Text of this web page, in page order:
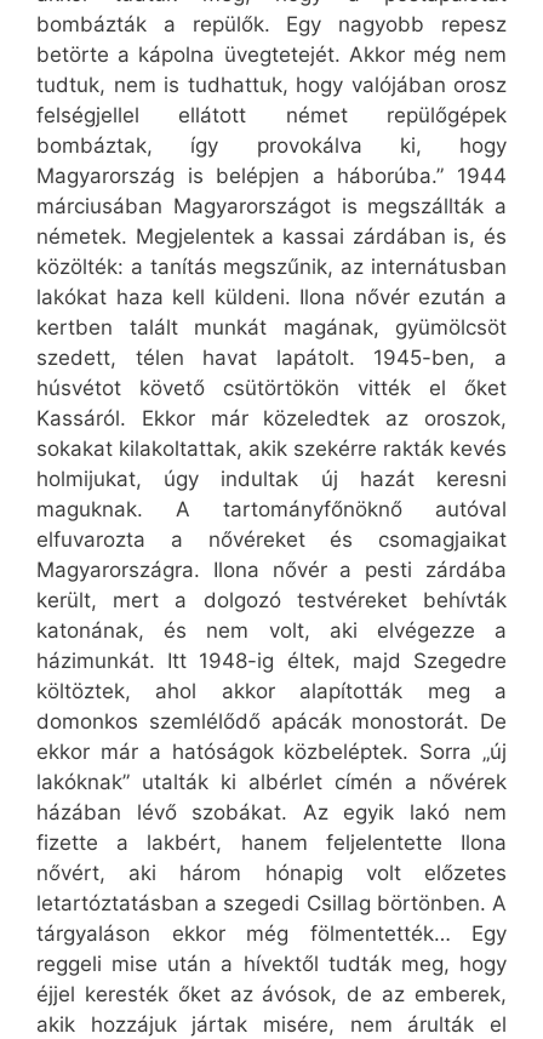
bombázták a repülők. Egy nagyobb repesz
betörte a kápolna üvegtetejét. Akkor még nem
tudtuk, nem is tudhattuk, hogy valójában orosz
felségjellel ellátott német repülőgépek
bombáztak, így provokálva ki, hogy
Magyarország is belépjen a háborúba.” 1944
márciusában Magyarországot is megszállták a
németek. Megjelentek a kassai zárdában is, és
közölték: a tanítás megszűnik, az internátusban
lakókat haza kell küldeni. Ilona nővér ezután a
kertben talált munkát magának, gyümölcsöt
szedett, télen havat lapátolt. 1945-ben, a
húsvétot követő csütörtökön vitték el őket
Kassáról. Ekkor már közeledtek az oroszok,
sokakat kilakoltattak, akik szekérre rakták kevés
holmijukat, úgy indultak új hazát keresni
maguknak. A tartományfőnöknő autóval
elfuvarozta a nővéreket és csomagjaikat
Magyarországra. Ilona nővér a pesti zárdába
került, mert a dolgozó testvéreket behívták
katonának, és nem volt, aki elvégezze a
házimunkát. Itt 1948-ig éltek, majd Szegedre
költöztek, ahol akkor alapították meg a
domonkos szemlélődő apácák monostorát. De
ekkor már a hatóságok közbeléptek. Sorra „új
lakóknak” utalták ki albérlet címén a nővérek
házában lévő szobákat. Az egyik lakó nem
fizette a lakbért, hanem feljelentette Ilona
nővért, aki három hónapig volt előzetes
letartóztatásban a szegedi Csillag börtönben. A
tárgyaláson ekkor még fölmentették… Egy
reggeli mise után a hívektől tudták meg, hogy
éjjel keresték őket az ávósok, de az emberek,
akik hozzájuk jártak misére, nem árulták el